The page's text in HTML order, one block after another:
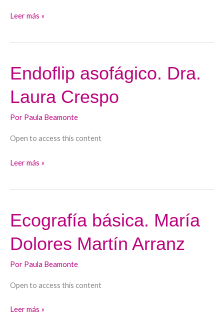
Leer más »
Endoflip asofágico. Dra.
Laura Crespo
Por Paula Beamonte
Open to access this content
Endoflip
asofágico.
Dra.
Crespo
Leer más »
Ecografía básica. María
Dolores Martín Arranz
Por Paula Beamonte
Open to access this content
Ecografía
básica.
María
Martín
Arranz
Leer más »